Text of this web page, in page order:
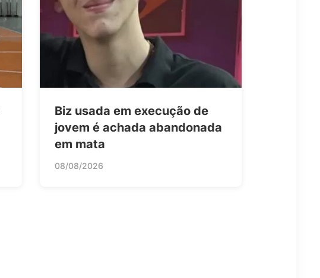
Biz usada em execução de
jovem é achada abandonada
em mata
08/08/2026